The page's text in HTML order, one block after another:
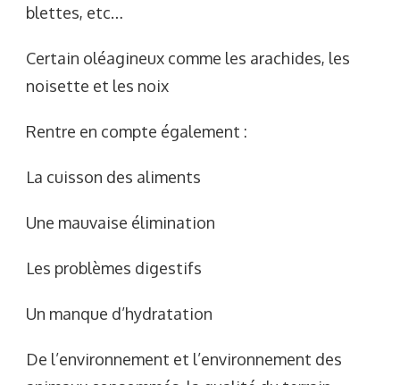
blettes, etc…
Certain oléagineux comme les arachides, les
noisette et les noix
Rentre en compte également :
La cuisson des aliments
Une mauvaise élimination
Les problèmes digestifs
Un manque d’hydratation
De l’environnement et l’environnement des